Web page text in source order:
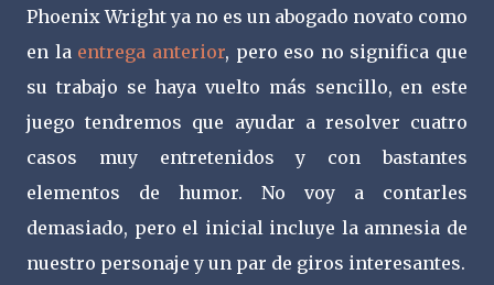
Phoenix Wright ya no es un abogado novato como
en la entrega anterior, pero eso no significa que
su trabajo se haya vuelto más sencillo, en este
juego tendremos que ayudar a resolver cuatro
casos muy entretenidos y con bastantes
elementos de humor. No voy a contarles
demasiado, pero el inicial incluye la amnesia de
nuestro personaje y un par de giros interesantes.